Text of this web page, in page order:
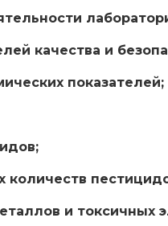
качества и
показателей;
и токсичных